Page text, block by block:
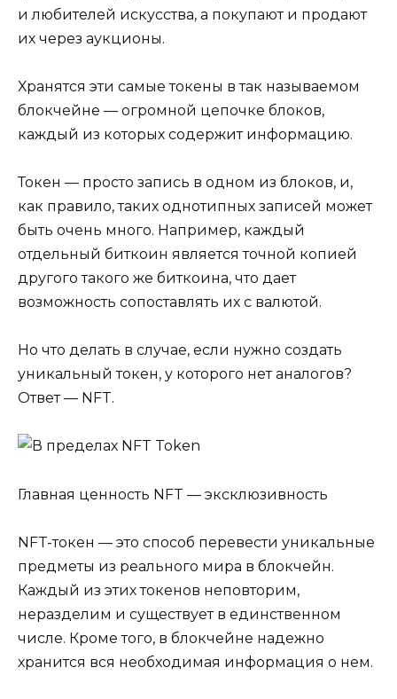
и любителей искусства, а покупают и продают
их через аукционы.
Хранятся эти самые токены в так называемом
блокчейне — огромной цепочке блоков,
каждый из которых содержит информацию.
Токен — просто запись в одном из блоков, и,
как правило, таких однотипных записей может
быть очень много. Например, каждый
отдельный биткоин является точной копией
другого такого же биткоина, что дает
возможность сопоставлять их с валютой.
Но что делать в случае, если нужно создать
уникальный токен, у которого нет аналогов?
Ответ — NFT.
Главная ценность NFT — эксклюзивность
NFT-токен — это способ перевести уникальные
предметы из реального мира в блокчейн.
Каждый из этих токенов неповторим,
неразделим и существует в единственном
числе. Кроме того, в блокчейне надежно
хранится вся необходимая информация о нем.